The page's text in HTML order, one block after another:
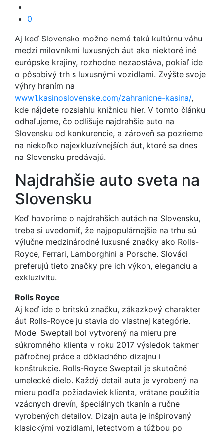
0
Aj keď Slovensko možno nemá takú kultúrnu váhu
medzi milovníkmi luxusných áut ako niektoré iné
európske krajiny, rozhodne nezaostáva, pokiaľ ide
o pôsobivý trh s luxusnými vozidlami. Zvýšte svoje
výhry hraním na
www1.kasinoslovenske.com/zahranicne-kasina/,
kde nájdete rozsiahlu knižnicu hier. V tomto článku
odhaľujeme, čo odlišuje najdrahšie auto na
Slovensku od konkurencie, a zároveň sa pozrieme
na niekoľko najexkluzívnejších áut, ktoré sa dnes
na Slovensku predávajú.
Najdrahšie auto sveta na
Slovensku
Keď hovoríme o najdrahších autách na Slovensku,
treba si uvedomiť, že najpopulárnejšie na trhu sú
výlučne medzinárodné luxusné značky ako Rolls-
Royce, Ferrari, Lamborghini a Porsche. Slováci
preferujú tieto značky pre ich výkon, eleganciu a
exkluzivitu.
Rolls Royce
Aj keď ide o britskú značku, zákazkový charakter
áut Rolls-Royce ju stavia do vlastnej kategórie.
Model Sweptail bol vytvorený na mieru pre
súkromného klienta v roku 2017 výsledok takmer
päťročnej práce a dôkladného dizajnu i
konštrukcie. Rolls-Royce Sweptail je skutočné
umelecké dielo. Každý detail auta je vyrobený na
mieru podľa požiadaviek klienta, vrátane použitia
vzácnych drevín, špeciálnych tkanín a ručne
vyrobených detailov. Dizajn auta je inšpirovaný
klasickými vozidlami, letectvom a túžbou po